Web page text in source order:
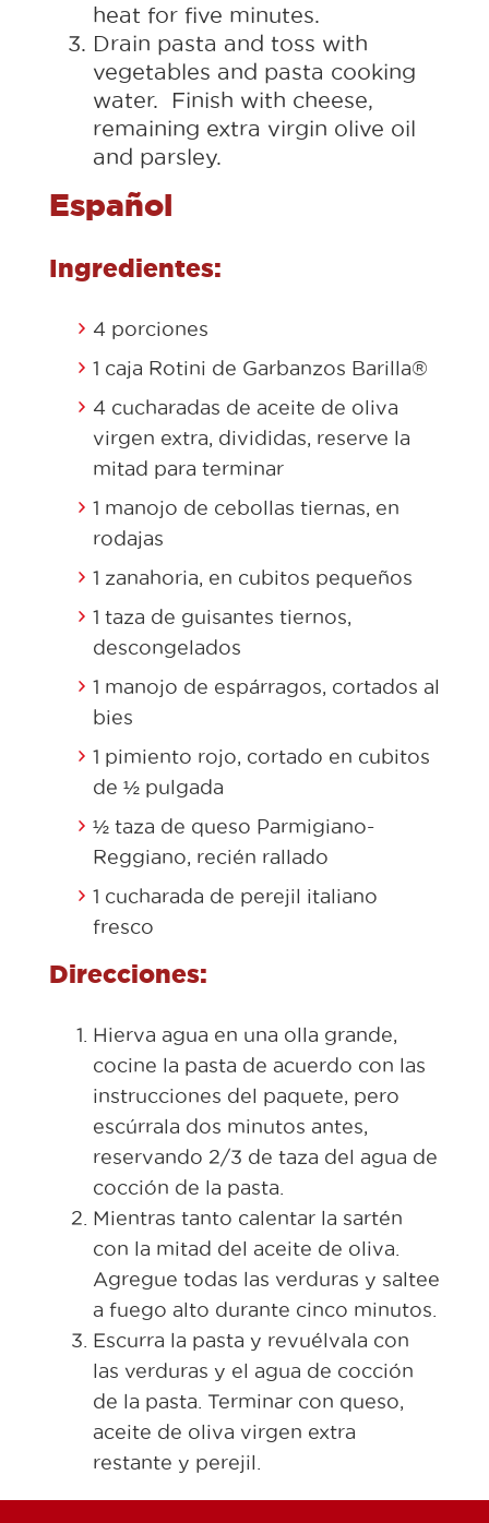
heat for five minutes.
Drain pasta and toss with
vegetables and pasta cooking
water. Finish with cheese,
remaining extra virgin olive oil
and parsley.
Español
Ingredientes:
4 porciones
1 caja Rotini de Garbanzos Barilla®
4 cucharadas de aceite de oliva
virgen extra, divididas, reserve la
mitad para terminar
1 manojo de cebollas tiernas, en
rodajas
1 zanahoria, en cubitos pequeños
1 taza de guisantes tiernos,
descongelados
1 manojo de espárragos, cortados al
bies
1 pimiento rojo, cortado en cubitos
de ½ pulgada
½ taza de queso Parmigiano-
Reggiano, recién rallado
1 cucharada de perejil italiano
fresco
Direcciones:
Hierva agua en una olla grande,
cocine la pasta de acuerdo con las
instrucciones del paquete, pero
escúrrala dos minutos antes,
reservando 2/3 de taza del agua de
cocción de la pasta.
Mientras tanto calentar la sartén
con la mitad del aceite de oliva.
Agregue todas las verduras y saltee
a fuego alto durante cinco minutos.
Escurra la pasta y revuélvala con
las verduras y el agua de cocción
de la pasta. Terminar con queso,
aceite de oliva virgen extra
restante y perejil.